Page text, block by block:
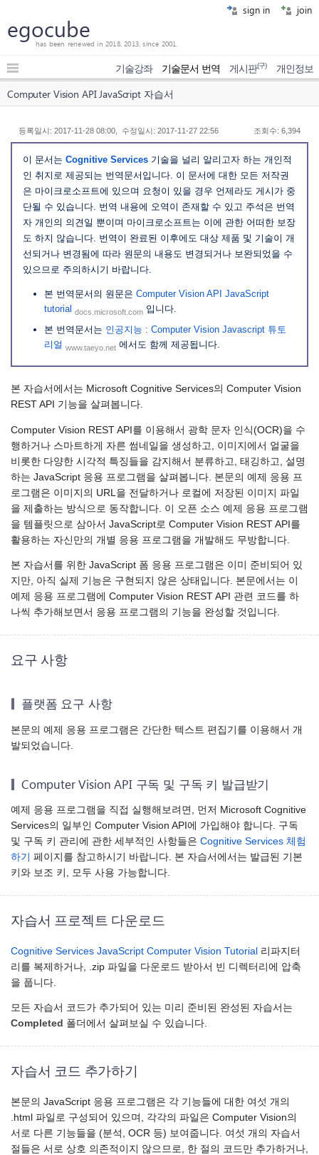
sign in join
egocube
has been renewed in 2018, 2013, since 2001.
기술강좌 기술문서 번역 게시판(구) 개인정보
Computer Vision API JavaScript 자습서
등록일시: 2017-11-28 08:00, 수정일시: 2017-11-27 22:56 조회수: 6,394
이 문서는 Cognitive Services 기술을 널리 알리고자 하는 개인적
인 취지로 제공되는 번역문서입니다. 이 문서에 대한 모든 저작권
은 마이크로소프트에 있으며 요청이 있을 경우 언제라도 게시가 중
단될 수 있습니다. 번역 내용에 오역이 존재할 수 있고 주석은 번역
자 개인의 의견일 뿐이며 마이크로소프트는 이에 관한 어떠한 보장
도 하지 않습니다. 번역이 완료된 이후에도 대상 제품 및 기술이 개
선되거나 변경됨에 따라 원문의 내용도 변경되거나 보완되었을 수
있으므로 주의하시기 바랍니다.
본 번역문서의 원문은 Computer Vision API JavaScript
tutorial docs.microsoft.com 입니다.
본 번역문서는 인공지능 : Computer Vision Javascript 튜토
리얼 www.taeyo.net 에서도 함께 제공됩니다.
본 자습서에서는 Microsoft Cognitive Services의 Computer Vision
REST API 기능을 살펴봅니다.
Computer Vision REST API를 이용해서 광학 문자 인식(OCR)을 수
행하거나 스마트하게 자른 썸네일을 생성하고, 이미지에서 얼굴을
비롯한 다양한 시각적 특징들을 감지해서 분류하고, 태깅하고, 설명
하는 JavaScript 응용 프로그램을 살펴봅니다. 본문의 예제 응용 프
로그램은 이미지의 URL을 전달하거나 로컬에 저장된 이미지 파일
을 제출하는 방식으로 동작합니다. 이 오픈 소스 예제 응용 프로그램
을 템플릿으로 삼아서 JavaScript로 Computer Vision REST API를
활용하는 자신만의 개별 응용 프로그램을 개발해도 무방합니다.
본 자습서를 위한 JavaScript 폼 응용 프로그램은 이미 준비되어 있
지만, 아직 실제 기능은 구현되지 않은 상태입니다. 본문에서는 이
예제 응용 프로그램에 Computer Vision REST API 관련 코드를 하
나씩 추가해보면서 응용 프로그램의 기능을 완성할 것입니다.
요구 사항
플랫폼 요구 사항
본문의 예제 응용 프로그램은 간단한 텍스트 편집기를 이용해서 개
발되었습니다.
Computer Vision API 구독 및 구독 키 발급받기
예제 응용 프로그램을 직접 실행해보려면, 먼저 Microsoft Cognitive
Services의 일부인 Computer Vision API에 가입해야 합니다. 구독
및 구독 키 관리에 관한 세부적인 사항들은 Cognitive Services 체험
하기
페이지를 참고하시기 바랍니다. 본 자습서에서는 발급된 기본
키와 보조 키, 모두 사용 가능합니다.
자습서 프로젝트 다운로드
Cognitive Services JavaScript Computer Vision Tutorial 리파지터
리를 복제하거나, .zip 파일을 다운로드 받아서 빈 디렉터리에 압축
을 풉니다.
모든 자습서 코드가 추가되어 있는 미리 준비된 완성된 자습서는
Completed 폴더에서 살펴보실 수 있습니다.
자습서 코드 추가하기
본문의 JavaScript 응용 프로그램은 각 기능들에 대한 여섯 개의
.html 파일로 구성되어 있으며, 각각의 파일은 Computer Vision의
서로 다른 기능들을 (분석, OCR 등) 보여줍니다. 여섯 개의 자습서
절들은 서로 상호 의존적이지 않으므로, 한 절의 코드만 추가하거나,